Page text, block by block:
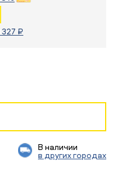
₽
В наличии
в других городах